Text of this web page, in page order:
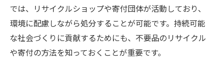
では、リサイクルショップや寄付団体が活動しており、
環境に配慮しながら処分することが可能です。持続可能
な社会づくりに貢献するためにも、不要品のリサイクル
や寄付の方法を知っておくことが重要です。